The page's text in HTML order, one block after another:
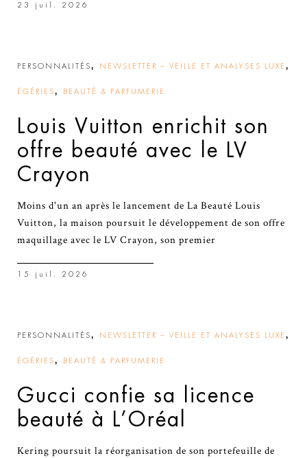
23 juil. 2026
PERSONNALITÉS, NEWSLETTER – VEILLE ET ANALYSES LUXE ,
ÉGÉRIES, BEAUTÉ & PARFUMERIE
Louis Vuitton enrichit son
offre beauté avec le LV
Crayon
Moins d'un an après le lancement de La Beauté Louis
Vuitton, la maison poursuit le développement de son offre
maquillage avec le LV Crayon, son premier
15 juil. 2026
PERSONNALITÉS, NEWSLETTER – VEILLE ET ANALYSES LUXE ,
ÉGÉRIES, BEAUTÉ & PARFUMERIE
Gucci confie sa licence
beauté à L’Oréal
Kering poursuit la réorganisation de son portefeuille de